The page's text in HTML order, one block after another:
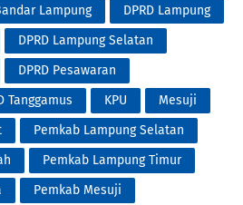
Lampung
DPRD Lampung
DPRD Lampung Selatan
DPRD Pesawaran
Tanggamus KPU
Mesuji
Pemkab Lampung Selatan
Pemkab Lampung Timur
Pemkab Mesuji